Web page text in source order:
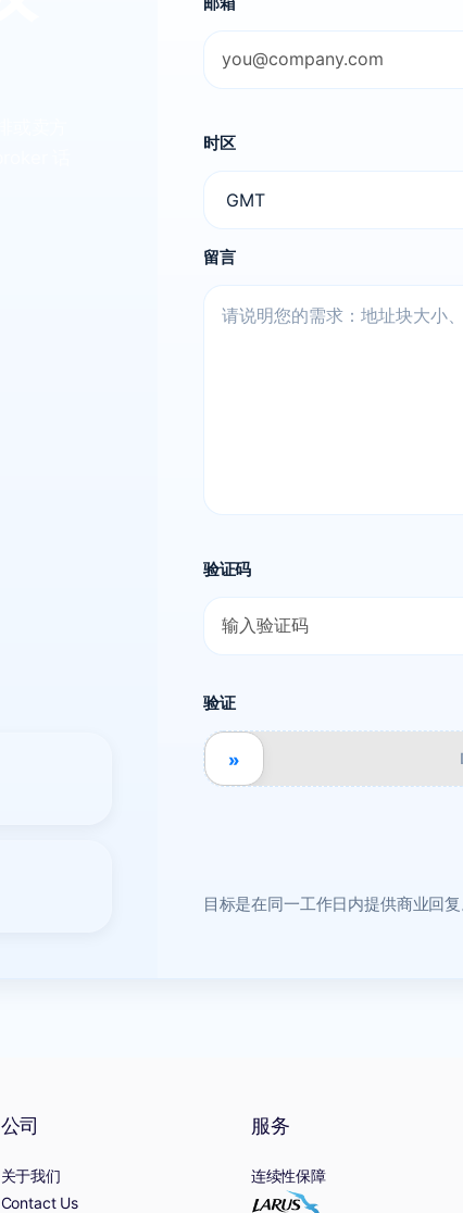
时区
留言
验证码
验证
»
目标是在同一工作日内提供商业回
公司
关于我们
Contact Us
服务
连续性保障